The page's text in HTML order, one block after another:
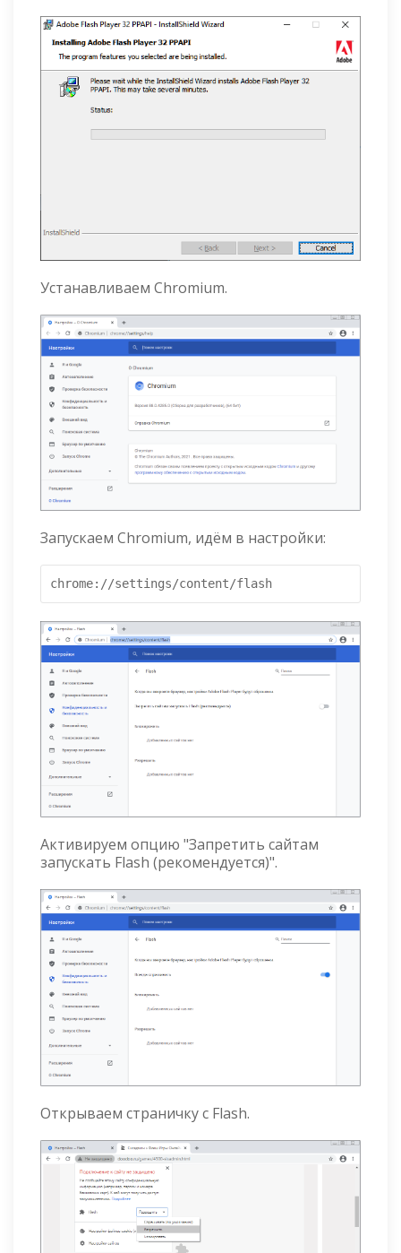
Устанавливаем Chromium.
Запускаем Chromium, идём в настройки:
chrome://settings/content/flash
Активируем опцию "Запретить сайтам
запускать Flash (рекомендуется)".
Открываем страничку с Flash.